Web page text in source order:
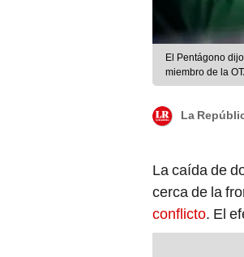
El Pentágono
miembro de la
La
La caída de
conflicto . El